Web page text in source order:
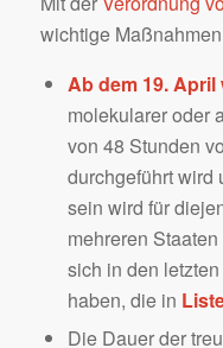
wichtige
Ab dem 19. April
molekularer oder
von 48 Stunden
durchgeführt wird
sein wird für
mehreren
sich in den
haben, die in
Die Dauer der